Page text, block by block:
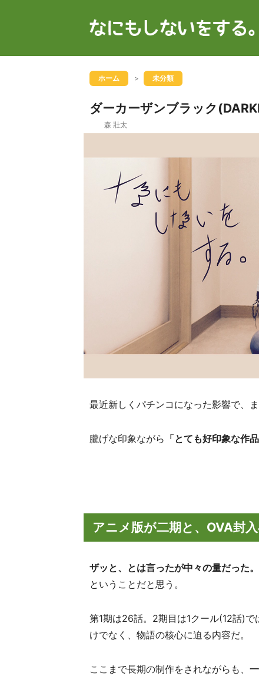
ホーム 未分類
ダーカーザンブラック
森 壯太
最近新しくパチンコになった影響で、
朧げな印象ながら 「とても好印象な作
アニメ版が二期と、OVA封
ザッと、とは言ったが中々の量だった。
ということだと思う。
第1期は26話。2期目は1クール(12話)
けでなく、物語の核心に迫る内容だ。
ここまで長期の制作をされながらも、